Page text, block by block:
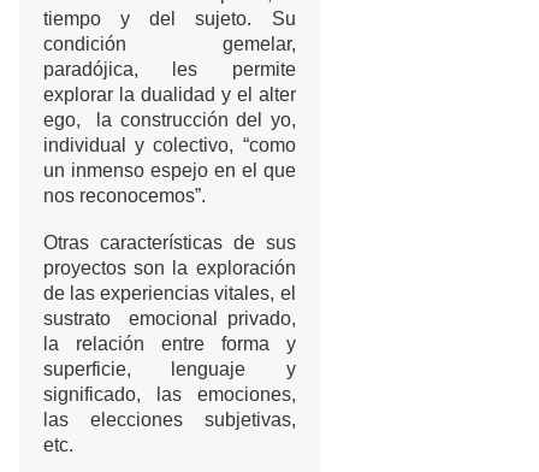
tiempo y del sujeto. Su
condición gemelar,
paradójica, les permite
explorar la dualidad y el alter
ego, la construcción del yo,
individual y colectivo, “como
un inmenso espejo en el que
nos reconocemos”.
Otras características de sus
proyectos son la exploración
de las experiencias vitales, el
sustrato emocional privado,
la relación entre forma y
superficie, lenguaje y
significado, las emociones,
las elecciones subjetivas,
etc.